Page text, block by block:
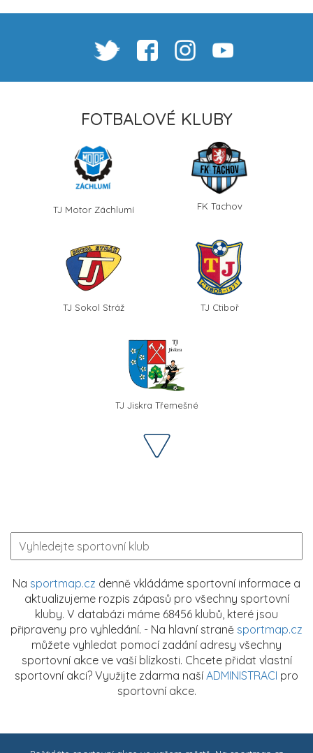
FOTBALOVÉ KLUBY
TJ Motor Záchlumí FK Tachov
TJ Sokol Stráž TJ Ctiboř
TJ Jiskra Třemešné
Na sportmap.cz denně vkládáme sportovní informace a
aktualizujeme rozpis zápasů pro všechny sportovní
kluby. V databázi máme 68456 klubů, které jsou
připraveny pro vyhledání. - Na hlavní straně sportmap.cz
můžete vyhledat pomocí zadání adresy všechny
sportovní akce ve vaší blízkosti. Chcete přidat vlastní
sportovní akci? Využijte zdarma naší ADMINISTRACI pro
sportovní akce.